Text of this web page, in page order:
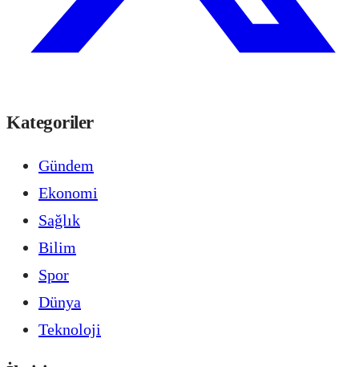
Kategoriler
Gündem
Ekonomi
Sağlık
Bilim
Spor
Dünya
Teknoloji